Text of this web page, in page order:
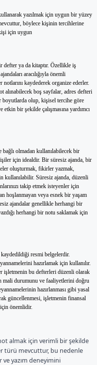
yazılmak için uygun bir yüzey
böylece kişinin tercihlerine
için uygun
defter ya da kitaptır. Özellikle iş
aracılığıyla önemli
notlarını kaydederek organize ederler.
alınabilecek boş sayfalar, adres defteri
olup, kişisel tercihe göre
bir şekilde çalışmasına yardımcı
olmadan kullanılabilecek bir
için idealdir. Bir süresiz ajanda, bir
oluşturmak, fikirler yazmak,
kullanılabilir. Süresiz ajanda, düzenli
takip etmek isteyenler için
hoşlanmayan veya esnek bir yaşam
ajandalar genellikle herhangi bir
herhangi bir notu saklamak için
resmi belgelerdir.
hazırlamak için kullanılır.
işletmenin bu defterleri düzenli olarak
mali durumunu ve faaliyetlerini doğru
hazırlanması gibi yasal
güncellenmesi, işletmenin finansal
için önemlidir.
almak için verimli bir şekilde
türü mevcuttur, bu nedenle
yazım deneyimini